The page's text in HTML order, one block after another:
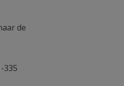
de
335